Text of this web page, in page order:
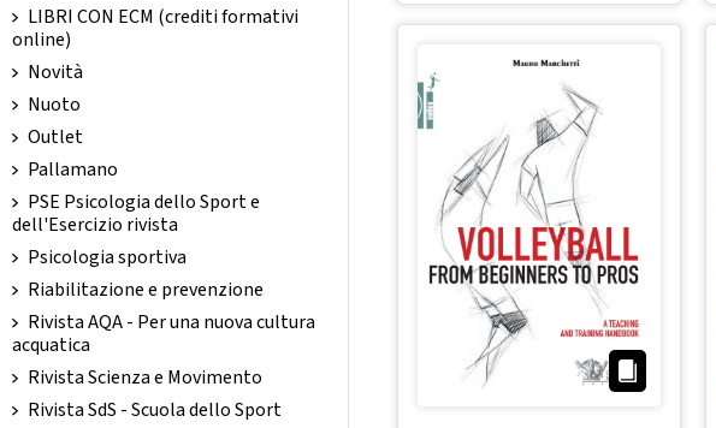
LIBRI CON ECM (crediti formativi
online)
Novità
Nuoto
Outlet
Pallamano
PSE Psicologia dello Sport e
dell'Esercizio rivista
Psicologia sportiva
Riabilitazione e prevenzione
Rivista AQA - Per una nuova cultura
acquatica
Rivista Scienza e Movimento
Rivista SdS - Scuola dello Sport